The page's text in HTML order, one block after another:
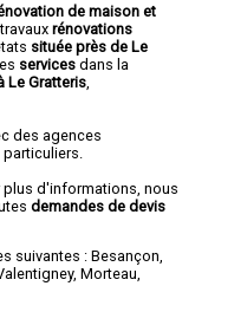
de maison et
rénovations
située près de Le
services dans la
Le Gratteris
des agences
d'informations, nous
demandes de devis
suivantes : Besançon,
, Morteau,